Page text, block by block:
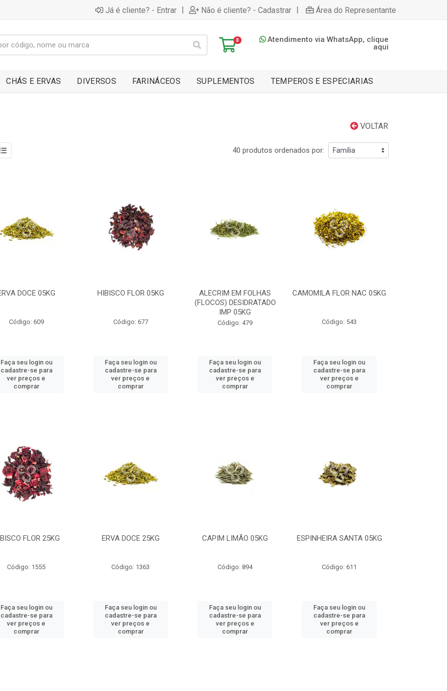
Já é cliente? - Entrar | Não é cliente? - Cadastrar | Área do Representante
0
Atendimento via WhatsApp, clique
aqui
CHÁS E ERVAS DIVERSOS FARINÁCEOS SUPLEMENTOS TEMPEROS E ESPECIARIAS
VOLTAR
40 produtos ordenados por:
DOCE 05KG
Código: 609
Faça seu login ou
cadastre-se para
ver preços e
comprar
HIBISCO FLOR 05KG
Código: 677
Faça seu login ou
cadastre-se para
ver preços e
comprar
ALECRIM EM FOLHAS
(FLOCOS) DESIDRATADO
IMP 05KG
Código: 479
Faça seu login ou
cadastre-se para
ver preços e
comprar
CAMOMILA FLOR NAC 05KG
Código: 543
Faça seu login ou
cadastre-se para
ver preços e
comprar
FLOR 25KG
Código: 1555
Faça seu login ou
cadastre-se para
ver preços e
comprar
ERVA DOCE 25KG
Código: 1363
Faça seu login ou
cadastre-se para
ver preços e
comprar
CAPIM LIMÃO 05KG
Código: 894
Faça seu login ou
cadastre-se para
ver preços e
comprar
ESPINHEIRA SANTA 05KG
Código: 611
Faça seu login ou
cadastre-se para
ver preços e
comprar